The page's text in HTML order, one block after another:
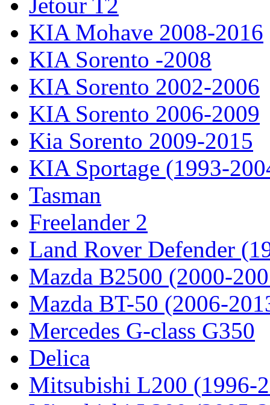
KIA Mohave 2008-2016
KIA Sorento -2008
KIA Sorento 2002-2006
KIA Sorento 2006-2009
Kia Sorento 2009-2015
KIA Sportage (1993-
Tasman
Freelander 2
Land Rover Defender
Mazda B2500 (2000-
Mazda BT-50 (2006-
Mercedes G-class G350
Delica
Mitsubishi L200 (1996-